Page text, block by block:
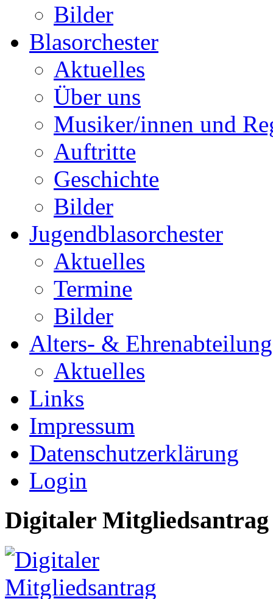
Bilder
Blasorchester
Aktuelles
Über uns
Musiker/innen und
Auftritte
Geschichte
Bilder
Jugendblasorchester
Aktuelles
Termine
Bilder
Alters- & Ehrenabteilung
Aktuelles
Links
Impressum
Datenschutzerklärung
Login
Digitaler Mitgliedsantrag